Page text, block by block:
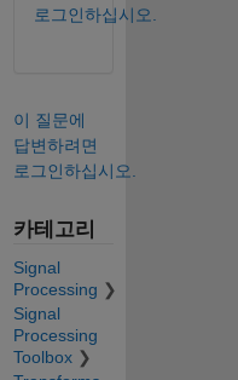
로그인하십시오.
이 질문에
답변하려면
로그인하십시오.
카테고리
Signal
Processing
Signal
Processing
Toolbox